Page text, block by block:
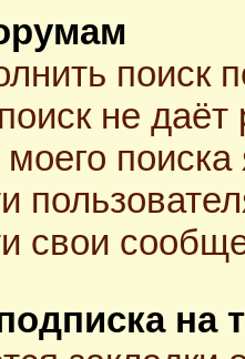
не даёт
моего
свои
на